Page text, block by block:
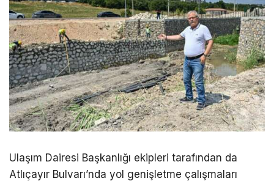
Ulaşım Dairesi Başkanlığı ekipleri tarafından da
Atlıçayır Bulvarı’nda yol genişletme çalışmaları